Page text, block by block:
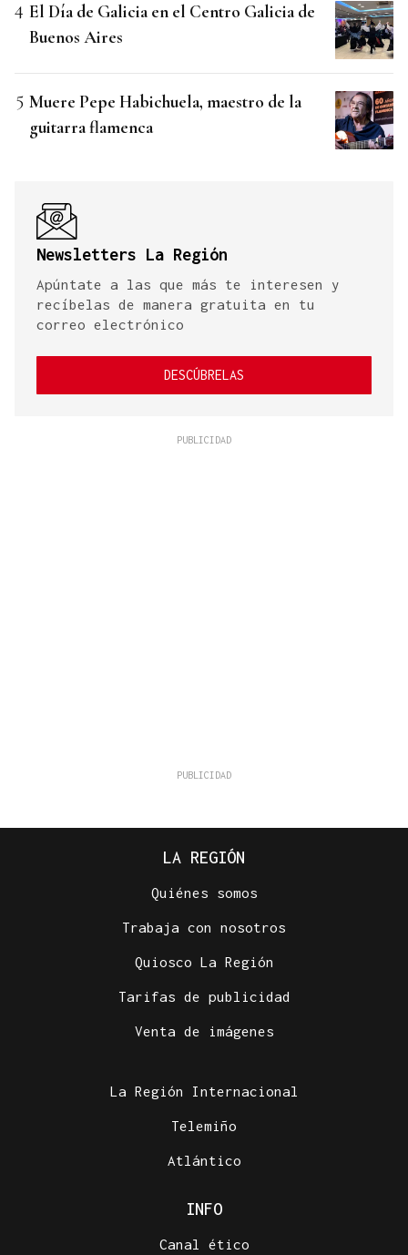
El Día de Galicia en el Centro Galicia de
Buenos Aires
Muere Pepe Habichuela, maestro de la
guitarra flamenca
Newsletters La Región
Apúntate a las que más te interesen y
recíbelas de manera gratuita en tu
correo electrónico
DESCÚBRELAS
LA REGIÓN
Quiénes somos
Trabaja con nosotros
Quiosco La Región
Tarifas de publicidad
Venta de imágenes
La Región Internacional
Telemiño
Atlántico
INFO
Canal ético